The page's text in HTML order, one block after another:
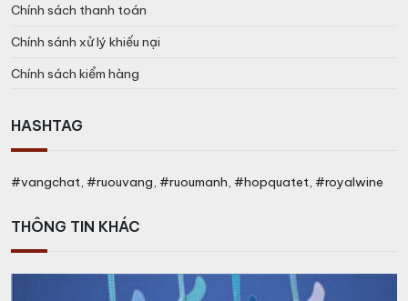
Chính sách thanh toán
Chính sánh xử lý khiếu nại
Chính sách kiểm hàng
HASHTAG
#vangchat, #ruouvang, #ruoumanh, #hopquatet, #royalwine
THÔNG TIN KHÁC